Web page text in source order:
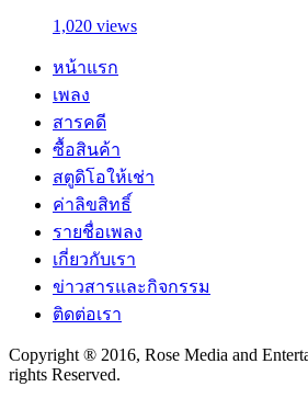
1,020 views
หน้าแรก
เพลง
สารคดี
ซื้อสินค้า
สตูดิโอให้เช่า
ค่าลิขสิทธิ์
รายชื่อเพลง
เกี่ยวกับเรา
ข่าวสารและกิจกรรม
ติดต่อเรา
Copyright ® 2016, Rose Media and
rights Reserved.